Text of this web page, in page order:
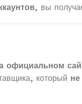
, вы
официальном
который